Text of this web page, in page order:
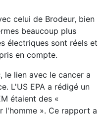
celui de Brodeur, bien
beaucoup plus
électriques sont réels et
en compte.
, le lien avec le cancer a
L'US EPA a rédigé un
étaient des «
l'homme ». Ce rapport a